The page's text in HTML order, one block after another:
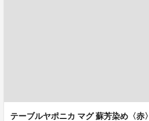
テーブルヤポニカ マグ 蘇芳染め〈赤〉